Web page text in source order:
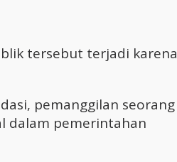
tersebut terjadi karena
pemanggilan seorang
dalam pemerintahan